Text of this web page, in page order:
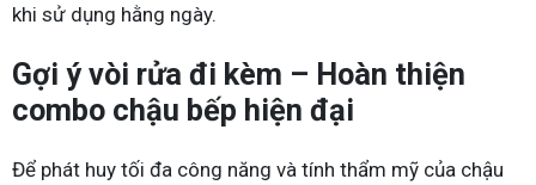
khi sử dụng hằng ngày.
Gợi ý vòi rửa đi kèm – Hoàn thiện
combo chậu bếp hiện đại
Để phát huy tối đa công năng và tính thẩm mỹ của chậu